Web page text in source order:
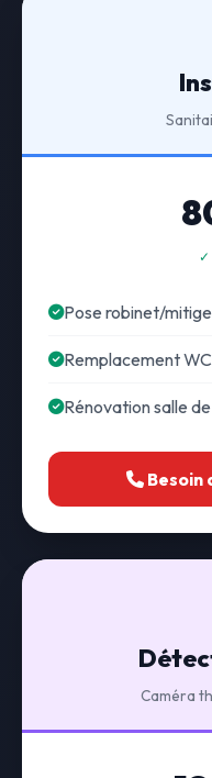
✓
Pose robinet/
Remplacement
Rénovation salle
Besoin
Caméra